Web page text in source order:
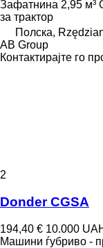
Зафатнина 2,95 м³
за трактор
Полска,
AB Group
Контактирајте го
2
Donder CGSA
194,40 € 10.000
Машини ѓубриво -